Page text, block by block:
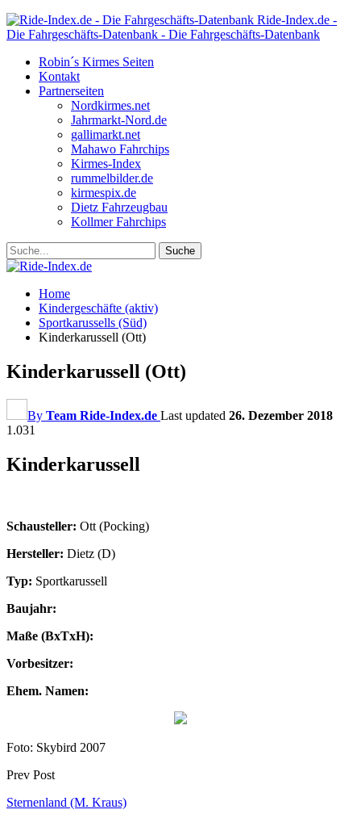
Ride-Index.de -
Die Fahrgeschäfts-Datenbank - Die Fahrgeschäfts-Datenbank
Robin´s Kirmes Seiten
Kontakt
Partnerseiten
Nordkirmes.net
Jahrmarkt-Nord.de
gallimarkt.net
Mahawo Fahrchips
Kirmes-Index
rummelbilder.de
kirmespix.de
Dietz Fahrzeugbau
Kollmer Fahrchips
Home
Kindergeschäfte (aktiv)
Sportkarussells (Süd)
Kinderkarussell (Ott)
Kinderkarussell (Ott)
By Team Ride-Index.de Last updated 26. Dezember 2018
1.031
Kinderkarussell
Schausteller: Ott (Pocking)
Hersteller: Dietz (D)
Typ: Sportkarussell
Baujahr:
Maße (BxTxH):
Vorbesitzer:
Ehem. Namen:
Foto: Skybird 2007
Prev Post
Sternenland (M. Kraus)